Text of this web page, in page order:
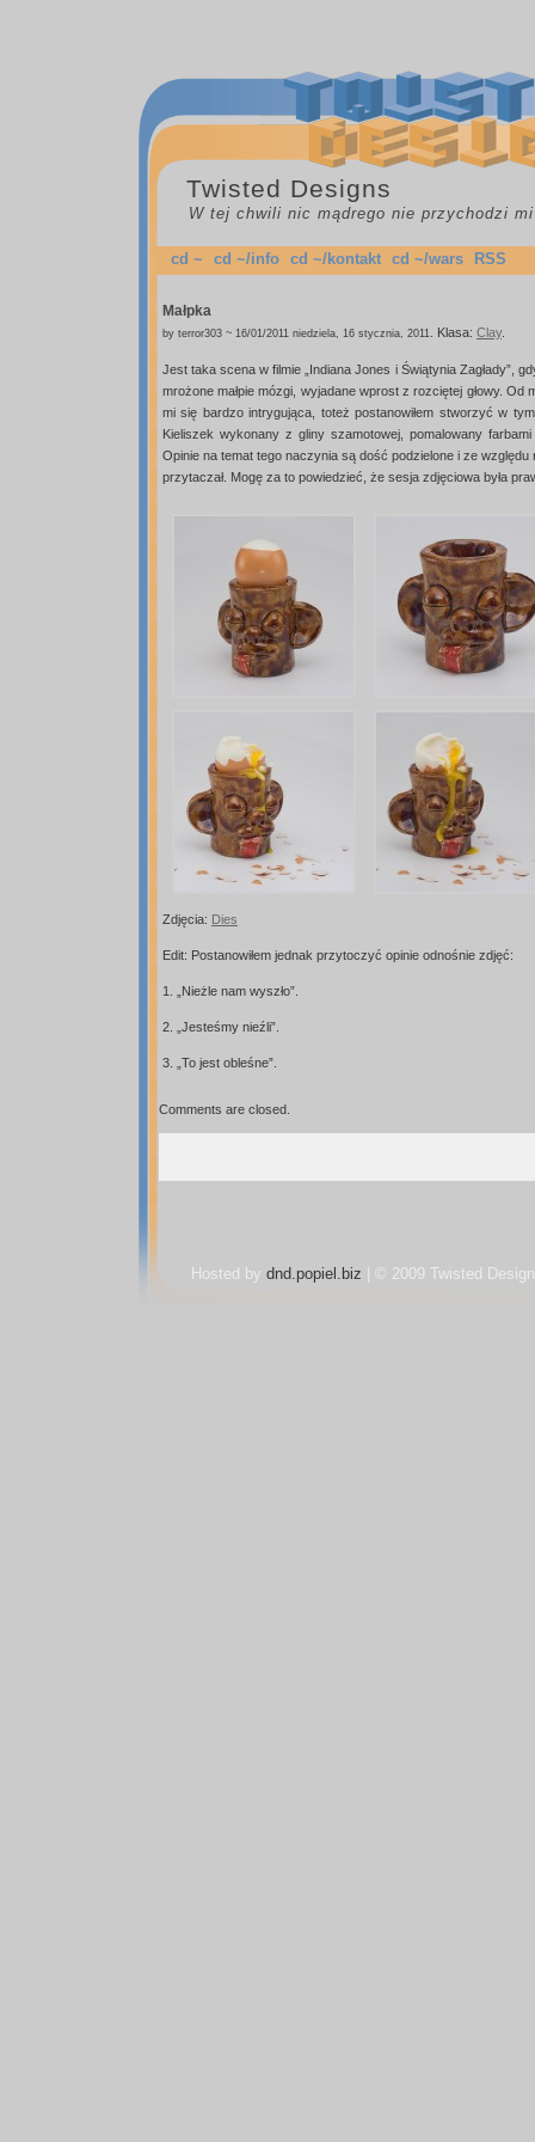
Twisted Designs
W tej chwili nic mądrego nie przychodzi mi
cd ~ cd ~/info cd ~/kontakt cd ~/wars RSS
Małpka
by terror303 ~ 16/01/2011 niedziela, 16 stycznia, 2011 Klasa: Clay.
Jest taka scena w filmie „Indiana Jones i Świątynia Zagłady”,
mrożone małpie mózgi, wyjadane wprost z rozciętej głowy. Od
mi się bardzo intrygująca, toteż postanowiłem stworzyć w
Kieliszek wykonany z gliny szamotowej, pomalowany
Opinie na temat tego naczynia są dość podzielone i ze
przytaczał. Mogę za to powiedzieć, że sesja zdjęciowa była
Zdjęcia: Dies
Edit: Postanowiłem jednak przytoczyć opinie odnośnie zdjęć:
1. „Nieżle nam wyszło”.
2. „Jesteśmy nieźli”.
3. „To jest obleśne”.
Comments are closed.
Hosted by dnd.popiel.biz | © 2009 Twisted